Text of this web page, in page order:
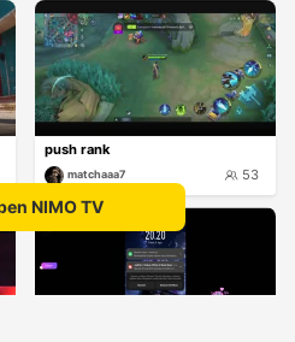
push rank
matchaaa7 53
NIMO TV